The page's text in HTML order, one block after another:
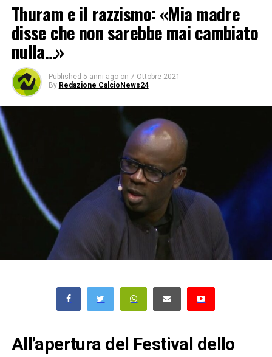
Thuram e il razzismo: «Mia madre
disse che non sarebbe mai cambiato
nulla…»
Published 5 anni ago on 7 Ottobre 2021
By Redazione CalcioNews24
All’apertura del Festival dello